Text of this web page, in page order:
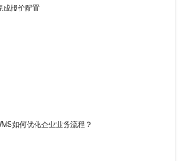
成报价配置
如何优化企业业务流程？